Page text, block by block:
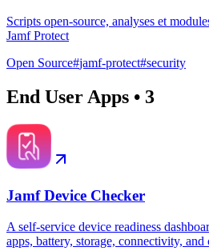
Scripts open-source, analyses et
Jamf Protect
Open Source#jamf-protect#security
End User Apps • 3
Jamf Device Checker
A self-service device readiness
apps, battery, storage, connectivity,